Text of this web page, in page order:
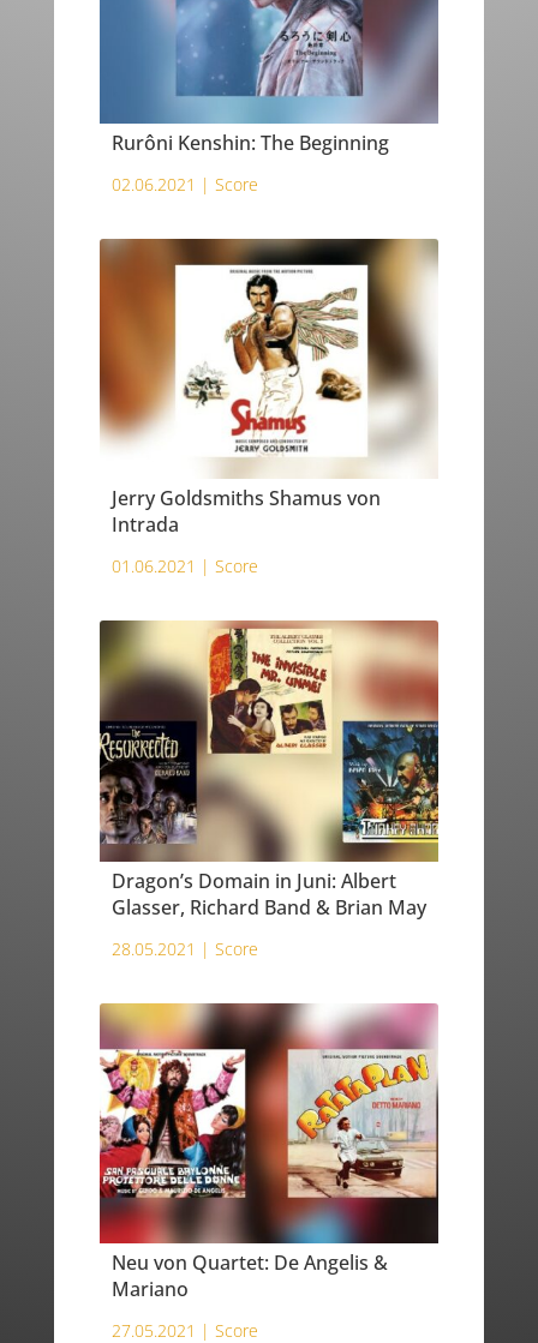
Rurôni Kenshin: The Beginning
02.06.2021 | Score
Jerry Goldsmiths Shamus von
Intrada
01.06.2021 | Score
Dragon’s Domain in Juni: Albert
Glasser, Richard Band & Brian May
28.05.2021 | Score
Neu von Quartet: De Angelis &
Mariano
27.05.2021 | Score